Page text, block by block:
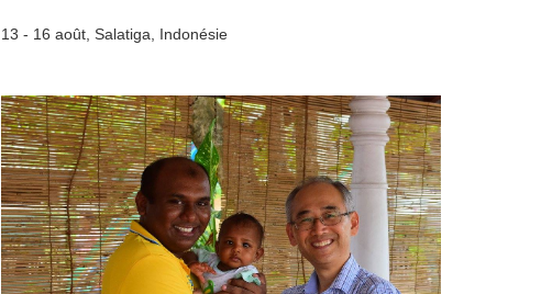
13 - 16 août, Salatiga, Indonésie
GLOBAL-CITIZEN’S-INSTITUTE-OF-THE-Asia-